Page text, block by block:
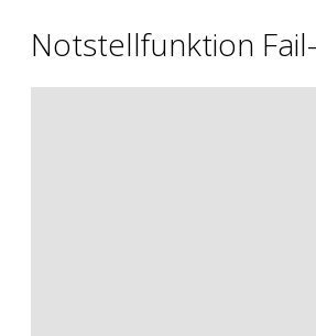
Notstellfunktion